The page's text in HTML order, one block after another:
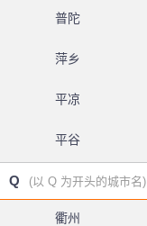
普陀
萍乡
平凉
平谷
Q (以 Q 为开头的城市名)
衢州